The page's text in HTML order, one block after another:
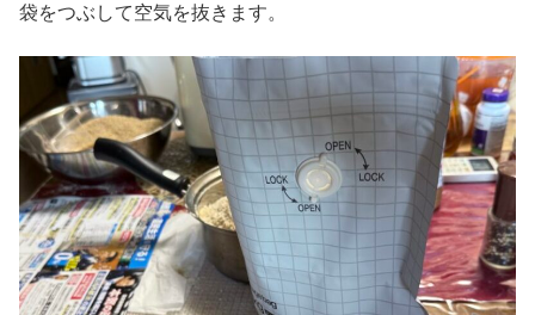
袋をつぶして空気を抜きます。